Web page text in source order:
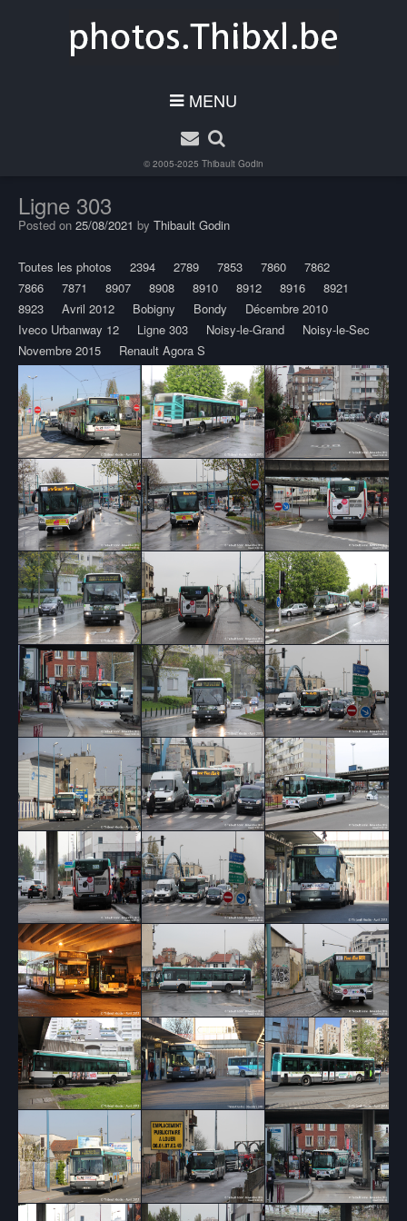
MENU
© 2005-2025 Thibault Godin
Ligne 303
Posted on 25/08/2021 by Thibault Godin
Toutes les photos 2394 2789 7853 7860
7862
7866
7871 8907 8908 8910 8912 8916
8921
8923
Avril 2012 Bobigny Bondy
Décembre 2010
Iveco Urbanway 12
Ligne 303 Noisy-le-Grand
Noisy-le-Sec
Novembre 2015
Renault Agora S